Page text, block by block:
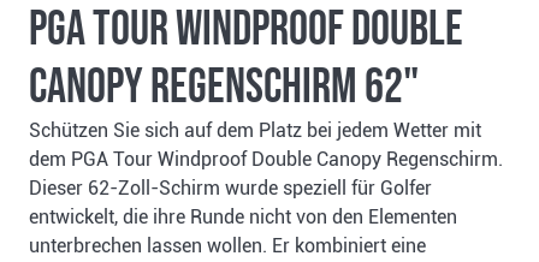
PGA Tour Windproof Double
Canopy Regenschirm 62"
Schützen Sie sich auf dem Platz bei jedem Wetter mit
dem PGA Tour Windproof Double Canopy Regenschirm.
Dieser 62-Zoll-Schirm wurde speziell für Golfer
entwickelt, die ihre Runde nicht von den Elementen
unterbrechen lassen wollen. Er kombiniert eine